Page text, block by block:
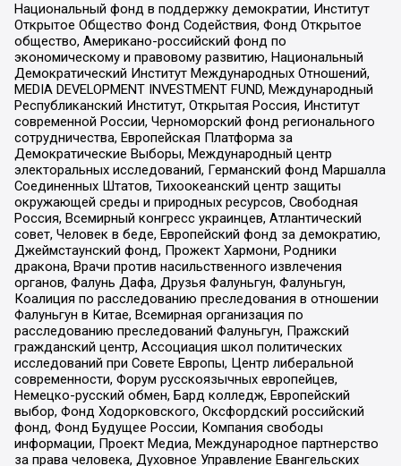
Национальный фонд в поддержку демократии, Институт
Открытое Общество Фонд Содействия, Фонд Открытое
общество, Американо-российский фонд по
экономическому и правовому развитию, Национальный
Демократический Институт Международных Отношений,
MEDIA DEVELOPMENT INVESTMENT FUND, Международный
Республиканский Институт, Открытая Россия, Институт
современной России, Черноморский фонд регионального
сотрудничества, Европейская Платформа за
Демократические Выборы, Международный центр
электоральных исследований, Германский фонд Маршалла
Соединенных Штатов, Тихоокеанский центр защиты
окружающей среды и природных ресурсов, Свободная
Россия, Всемирный конгресс украинцев, Атлантический
совет, Человек в беде, Европейский фонд за демократию,
Джеймстаунский фонд, Прожект Хармони, Родники
дракона, Врачи против насильственного извлечения
органов, Фалунь Дафа, Друзья Фалуньгун, Фалуньгун,
Коалиция по расследованию преследования в отношении
Фалуньгун в Китае, Всемирная организация по
расследованию преследований Фалуньгун, Пражский
гражданский центр, Ассоциация школ политических
исследований при Совете Европы, Центр либеральной
современности, Форум русскоязычных европейцев,
Немецко-русский обмен, Бард колледж, Европейский
выбор, Фонд Ходорковского, Оксфордский российский
фонд, Фонд Будущее России, Компания свободы
информации, Проект Медиа, Международное партнерство
за права человека, Духовное Управление Евангельских